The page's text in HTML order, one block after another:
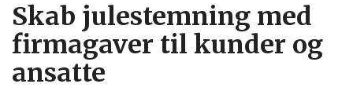
Skab julestemning med
firmagaver til kunder og
ansatte